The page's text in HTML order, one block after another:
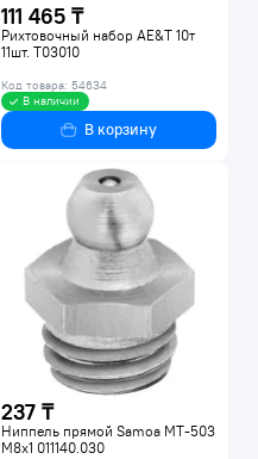
111 465 ₸
Рихтовочный набор AE&T 10т
11шт. T03010
Код товара: 54634
В наличии
В корзину
237 ₸
Ниппель прямой Samoa MT-503
M8x1 011140.030